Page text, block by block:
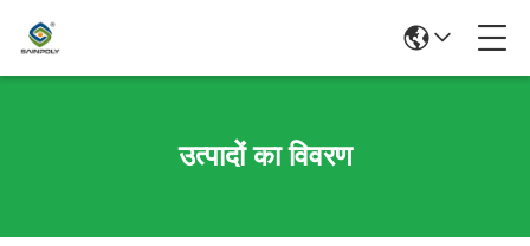
उत्पादों का विवरण